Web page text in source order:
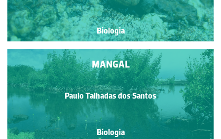
Biologia
MANGAL
Paulo Talhadas dos Santos
Biologia